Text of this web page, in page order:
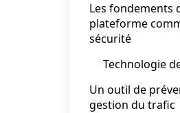
Les fondements
plateforme
sécurité
Technologie
Un outil de
gestion du trafic